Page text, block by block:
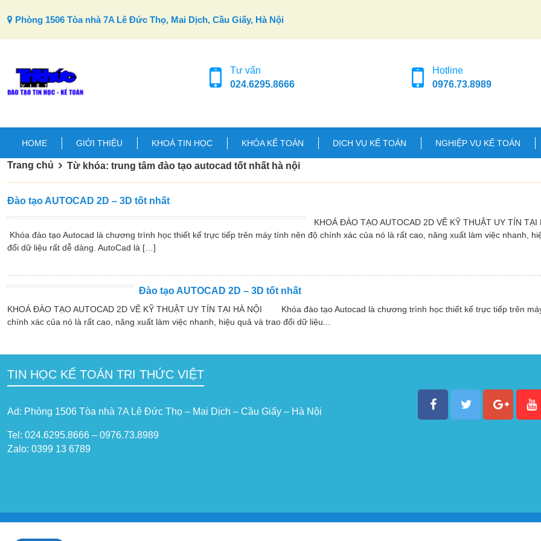
Phòng 1506 Tòa nhà 7A Lê Đức Thọ, Mai Dịch, Cầu Giấy, Hà Nội
Tư vấn
024.6295.8666
Hotline
0976.73.8989
HOME GIỚI THIỆU KHOÁ TIN HỌC KHÓA KẾ TOÁN DỊCH VỤ KẾ TOÁN NGHIỆP VỤ KẾ TOÁN
Trang chủ Từ khóa: trung tâm đào tạo autocad tốt nhất hà nội
Đào tạo AUTOCAD 2D – 3D tốt nhất
KHOÁ ĐÀO TẠO AUTOCAD 2D VẼ KỸ THUẬT UY TÍN
Khóa đào tạo Autocad là chương trình học thiết kế trực tiếp trên máy tính nên độ chính xác của nó là rất cao, năng xuất làm việc nhanh,
đổi dữ liệu rất dễ dàng. AutoCad là […]
Đào tạo AUTOCAD 2D – 3D tốt nhất
KHOÁ ĐÀO TẠO AUTOCAD 2D VẼ KỸ THUẬT UY TÍN TẠI HÀ NỘI Khóa đào tạo Autocad là chương trình học thiết kế trực tiếp trên
chính xác của nó là rất cao, năng xuất làm việc nhanh, hiệu quả và trao đổi dữ liệu...
TIN HỌC KẾ TOÁN TRI THỨC VIỆT
Ad: Phòng 1506 Tòa nhà 7A Lê Đức Thọ – Mai Dịch – Cầu Giấy – Hà Nội
Tel: 024.6295.8666 – 0976.73.8989
Zalo: 0399 13 6789